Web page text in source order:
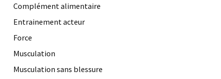
Complément alimentaire
Entrainement acteur
Force
Musculation
Musculation sans blessure